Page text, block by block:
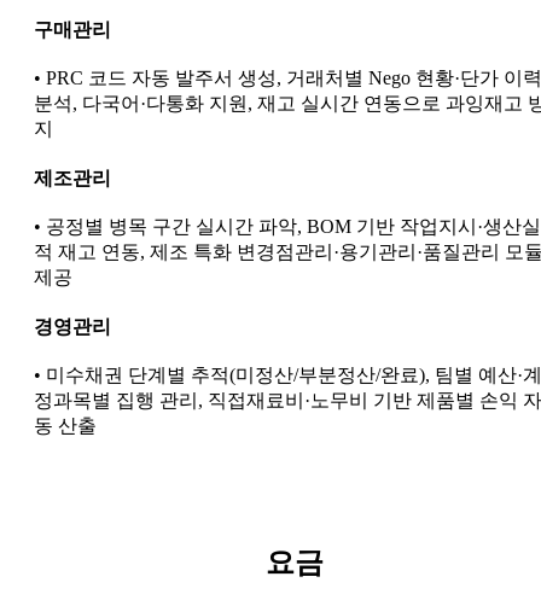
구매관리
• PRC 코드 자동 발주서 생성, 거래처별 Nego 현황·단가 이력
분석, 다국어·다통화 지원, 재고 실시간 연동으로 과잉재고
지
제조관리
• 공정별 병목 구간 실시간 파악, BOM 기반 작업지시·생산실
적 재고 연동, 제조 특화 변경점관리·용기관리·품질관리 모
제공
경영관리
• 미수채권 단계별 추적(미정산/부분정산/완료), 팀별 예산·계
정과목별 집행 관리, 직접재료비·노무비 기반 제품별 손익 자
동 산출
요금